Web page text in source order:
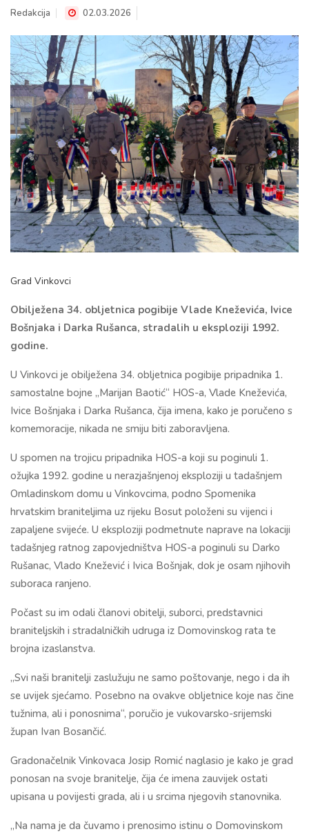
Redakcija 02.03.2026
Grad Vinkovci
Obilježena 34. obljetnica pogibije Vlade Kneževića, Ivice
Bošnjaka i Darka Rušanca, stradalih u eksploziji 1992.
godine.
U Vinkovci je obilježena 34. obljetnica pogibije pripadnika 1.
samostalne bojne „Marijan Baotić“ HOS-a, Vlade Kneževića,
Ivice Bošnjaka i Darka Rušanca, čija imena, kako je poručeno s
komemoracije, nikada ne smiju biti zaboravljena.
U spomen na trojicu pripadnika HOS-a koji su poginuli 1.
ožujka 1992. godine u nerazjašnjenoj eksploziji u tadašnjem
Omladinskom domu u Vinkovcima, podno Spomenika
hrvatskim braniteljima uz rijeku Bosut položeni su vijenci i
zapaljene svijeće. U eksploziji podmetnute naprave na lokaciji
tadašnjeg ratnog zapovjedništva HOS-a poginuli su Darko
Rušanac, Vlado Knežević i Ivica Bošnjak, dok je osam njihovih
suboraca ranjeno.
Počast su im odali članovi obitelji, suborci, predstavnici
braniteljskih i stradalničkih udruga iz Domovinskog rata te
brojna izaslanstva.
„Svi naši branitelji zaslužuju ne samo poštovanje, nego i da ih
se uvijek sjećamo. Posebno na ovakve obljetnice koje nas čine
tužnima, ali i ponosnima“, poručio je vukovarsko-srijemski
župan Ivan Bosančić.
Gradonačelnik Vinkovaca Josip Romić naglasio je kako je grad
ponosan na svoje branitelje, čija će imena zauvijek ostati
upisana u povijesti grada, ali i u srcima njegovih stanovnika.
„Na nama je da čuvamo i prenosimo istinu o Domovinskom